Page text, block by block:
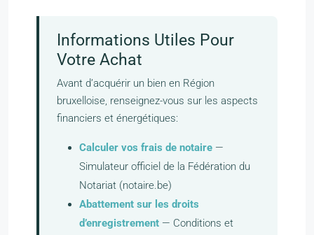
Informations Utiles Pour
Votre Achat
Avant d’acquérir un bien en Région
bruxelloise, renseignez-vous sur les aspects
financiers et énergétiques:
Calculer vos frais de notaire —
Simulateur officiel de la Fédération du
Notariat (notaire.be)
Abattement sur les droits
d’enregistrement — Conditions et